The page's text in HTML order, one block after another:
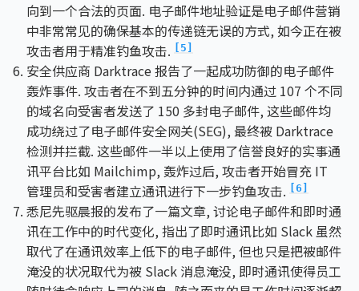
向到一个合法的页面. 电子邮件地址验证是电子邮件营销
中非常常见的确保基本的传递链无误的方式, 如今正在被
攻击者用于精准钓鱼攻击.
[5]
安全供应商 Darktrace 报告了一起成功防御的电子邮件
轰炸事件. 攻击者在不到五分钟的时间内通过 107 个不同
的域名向受害者发送了 150 多封电子邮件, 这些邮件均
成功绕过了电子邮件安全网关(SEG), 最终被 Darktrace
检测并拦截. 这些邮件一半以上使用了信誉良好的实事通
讯平台比如 Mailchimp, 轰炸过后, 攻击者开始冒充 IT
管理员和受害者建立通讯进行下一步钓鱼攻击.
[6]
悉尼先驱晨报的发布了一篇文章, 讨论电子邮件和即时通
讯在工作中的时代变化, 指出了即时通讯比如 Slack 虽然
取代了在通讯效率上低下的电子邮件, 但也只是把被邮件
淹没的状况取代为被 Slack 消息淹没, 即时通讯使得员工